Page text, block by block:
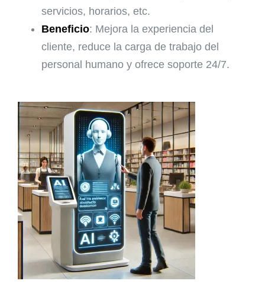
servicios, horarios, etc.
Beneficio: Mejora la experiencia del
cliente, reduce la carga de trabajo del
personal humano y ofrece soporte 24/7.